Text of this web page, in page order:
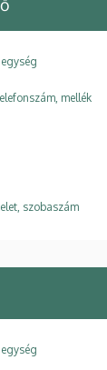
mellék
szobaszám